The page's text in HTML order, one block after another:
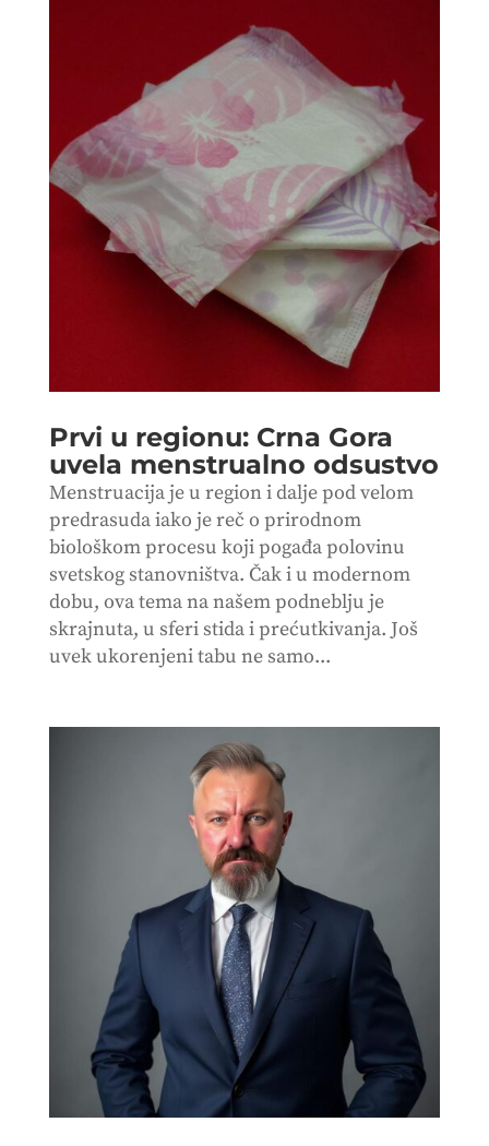
Prvi u regionu: Crna Gora
uvela menstrualno odsustvo
Menstruacija je u region i dalje pod velom
predrasuda iako je reč o prirodnom
biološkom procesu koji pogađa polovinu
svetskog stanovništva. Čak i u modernom
dobu, ova tema na našem podneblju je
skrajnuta, u sferi stida i prećutkivanja. Još
uvek ukorenjeni tabu ne samo...